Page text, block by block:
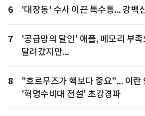
6 '대장동' 수사 이끈 특수통... 강백
7
'공급망의 달인' 애플, 메모리 부
달려갔지만...
8
"호르무즈가 핵보다 중요"... 이란
'혁명수비대 전설' 초강경파